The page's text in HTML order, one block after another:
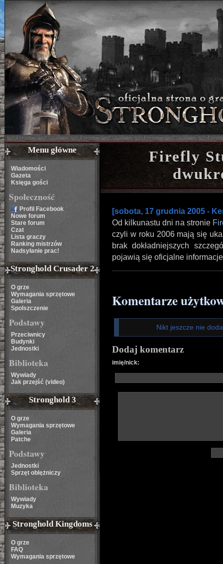
Menu główne
Wiadomości
Gazeta
Księga gości
Społeczność
Profil Facebook
Nowe forum
Stare forum
Czat
Lista graczy
Ranking mistrzów
Nadsyłanie prac!
Stronghold Crusader 2
O grze
Wymagania sprzętowe
Galeria
Spolszczenie
Podstawy
Przeciwnicy
Budynki
Jednostki
Biblioteka
Wywiady
Jak przejść (video)
Stronghold 3
O grze
Wymagania sprzętowe
Galeria
Patche
Podstawy
Jednostki
Sprzęt oblężniczy
Biblioteka
Wywiady
Muzyka
Stronghold Kingdoms
O grze
FAQ
Wymagania sprzętowe
Firefly
[sobota, 17 grudnia 2005 -
Od kilkunastu dni na stronie
czyli w roku 2006 mają się
brak dokładniejszych
pojawią się oficjalne
Komentarze
Nikt jeszcze nie
Dodaj komentarz
imię/nick: